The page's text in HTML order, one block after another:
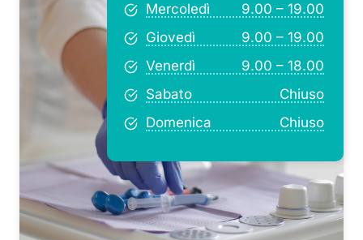
Mercoledì
9.00 – 19.00
Giovedì
9.00 – 19.00
Venerdì
9.00 – 18.00
Sabato
Chiuso
Domenica
Chiuso